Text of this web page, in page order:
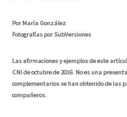
Por María González
Fotografías por SubVersiones
Las afirmaciones y ejemplos de este
CNI de octubre de 2016. No es una
complementarios se han obtenido de las
compañeros.